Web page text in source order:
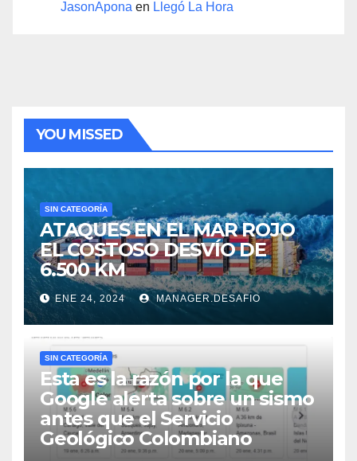
JasonApona en Llegó La Hora
YOU MISSED
SIN CATEGORÍA
ATAQUES EN EL MAR ROJO
EL COSTOSO DESVÍO DE
6.500 KM
ENE 24, 2024 MANAGER.DESAFIO
SIN CATEGORÍA
Esta es la razón por la que
Google alerta sobre un sismo
antes que el Servicio
Geológico Colombiano